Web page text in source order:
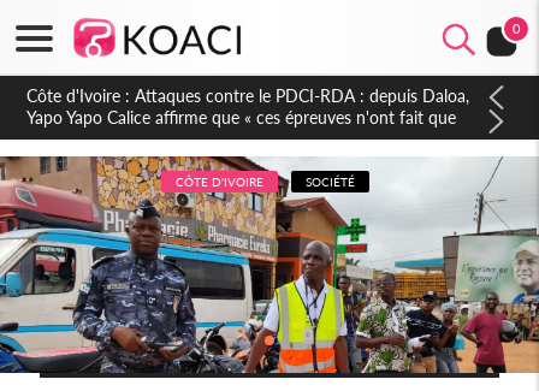
0
Côte d'Ivoire : Le Colonel-Major Fofié Kouakou est décédé,
l'armée perd une figure de la 2e Région militaire
CÔTE D'IVOIRE SOCIÉTÉ